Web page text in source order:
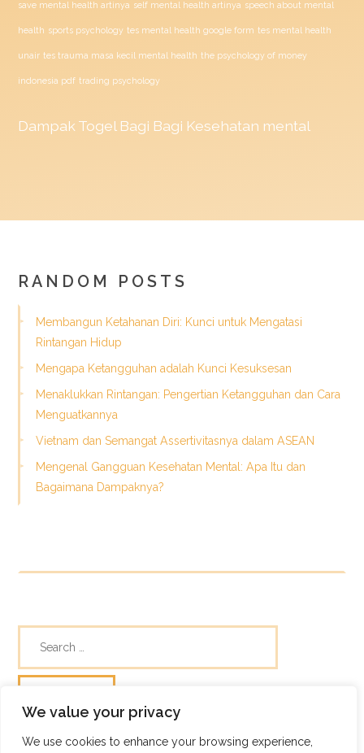
We value your privacy
We use cookies to enhance your browsing experience,
save mental health artinya self mental health artinya speech about mental
health sports psychology tes mental health google form tes mental health
unair tes trauma masa kecil mental health the psychology of money
indonesia pdf trading psychology
Dampak Togel Bagi Bagi Kesehatan mental
RANDOM POSTS
Membangun Ketahanan Diri: Kunci untuk Mengatasi
Rintangan Hidup
Mengapa Ketangguhan adalah Kunci Kesuksesan
Menaklukkan Rintangan: Pengertian Ketangguhan dan Cara
Menguatkannya
Vietnam dan Semangat Assertivitasnya dalam ASEAN
Mengenal Gangguan Kesehatan Mental: Apa Itu dan
Bagaimana Dampaknya?